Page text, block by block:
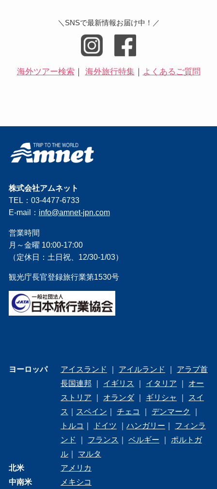
＼SNSで最新情報お届け中！／
海外ツアー検索 ｜ 海外旅行特集｜ よくあるご質問
株式会社アムネット
TEL：03-4477-6733
E-mail： info@amnet-jpn.com
営業時間
月～金曜 10:00-17:00
（定休日：土日祝、12/30-1/03）
観光庁長官登録旅行業第1530号
ヨーロッパ アイスランド アイルランド
アラブ首
長国連邦
イギリス イタリア
オー
ストリア
オランダ｜ ギリシャ
スイ
ス
スペイン チェコ デンマーク
トルコ
ドイツ ハンガリー
フィンラ
ンド
フランス ベルギー
ポルトガ
ル｜ マルタ
北米
アメリカ
中南米
メキシコ